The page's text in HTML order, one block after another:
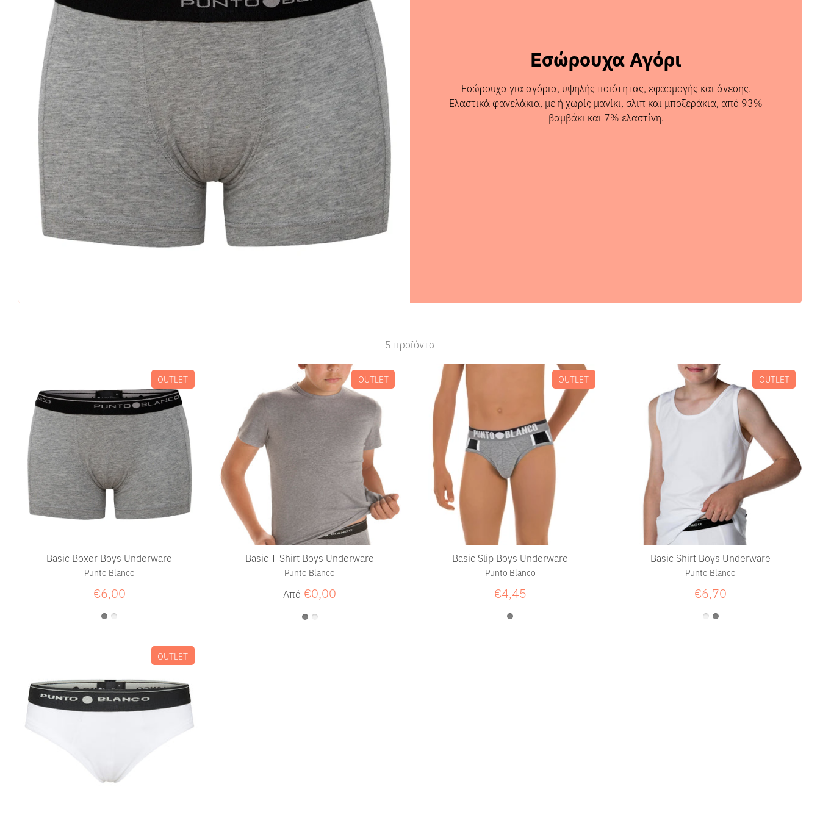
Εσώρουχα Αγόρι
Εσώρουχα για αγόρια, υψηλής ποιότητας, εφαρμογής και άνεσης.
Ελαστικά φανελάκια, με ή χωρίς μανίκι, σλιπ και μποξεράκια, από 93%
βαμβάκι και 7% ελαστίνη.
5 προϊόντα
Basic Boxer Boys Underware
Punto Blanco
€6,00
OUTLET
Basic T-Shirt Boys Underware
Punto Blanco
Από €0,00
OUTLET
Basic Slip Boys Underware
Punto Blanco
€4,45
OUTLET
Basic Shirt Boys Underware
Punto Blanco
€6,70
OUTLET
OUTLET